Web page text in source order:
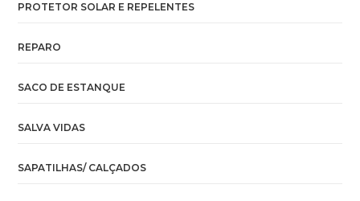
PROTETOR SOLAR E REPELENTES
REPARO
SACO DE ESTANQUE
SALVA VIDAS
SAPATILHAS/ CALÇADOS